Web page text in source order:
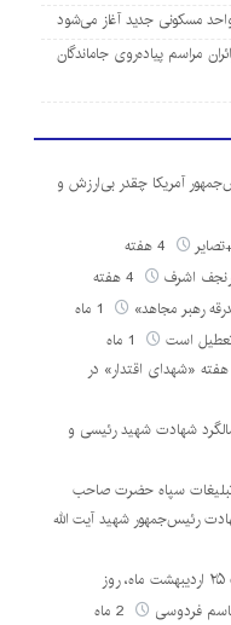
زائران مراسم پیاده‌روی جاماندگان
آمریکا چقدر بی‌ارزش و
اشرف
رهبر مجاهد»
«شهدای اقتدار» در
شهادت شهید رئیسی و
تبلیغات سپاه حضرت صاحب
رئیس‌جمهور شهید آیت الله
پیام آیت الله سیّدمجتبی خامنه‌ای به مناسبت ۲۵ اردیبهشت ماه، روز
فردوسی